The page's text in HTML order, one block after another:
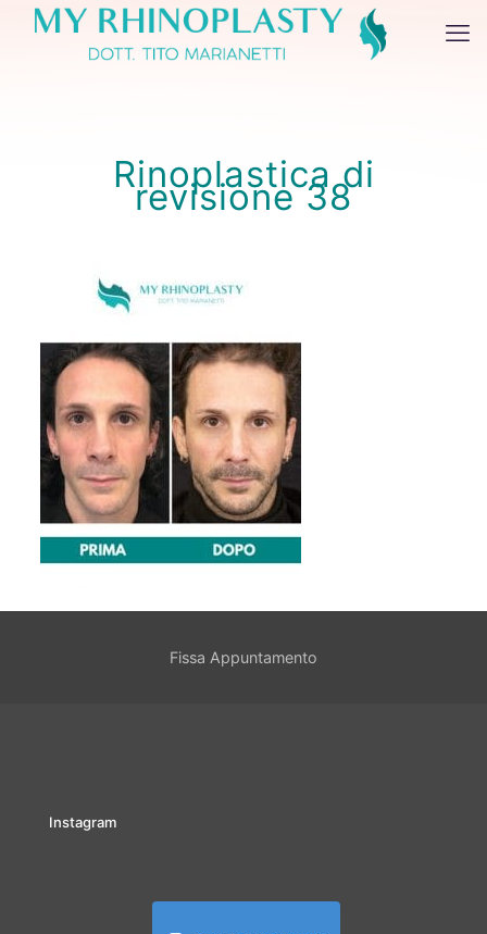
Rinoplastica di
revisione 38
Fissa Appuntamento
Instagram